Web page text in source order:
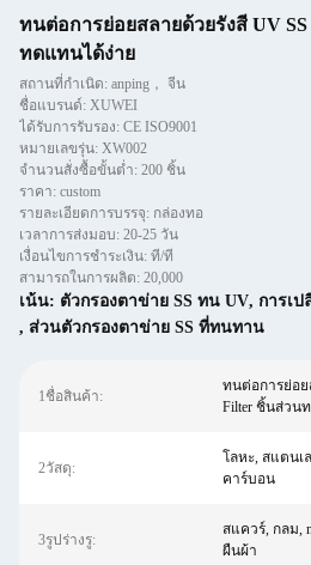
ทนต่อการย่อยสลายด้วยรังสี UV
ทดแทนได้ง่าย
สถานที่กำเนิด: anping， จีน
ชื่อแบรนด์: XUWEI
ได้รับการรับรอง: CE ISO9001
หมายเลขรุ่น: XW002
จำนวนสั่งซื้อขั้นต่ำ: 200 ชิ้น
ราคา: custom
รายละเอียดการบรรจุ: กล่องทอ
เวลาการส่งมอบ: 20-25 วัน
เงื่อนไขการชำระเงิน: ที/ที
สามารถในการผลิต: 20,000
เน้น: ตัวกรองตาข่าย SS ทน UV, การเ
, ส่วนตัวกรองตาข่าย SS ที่ทนทาน
1ชื่อสินค้า:
ทนต่อการย่อย
Filter ชิ้นส่วน
2วัสดุ:
โลหะ, สแตนเ
คาร์บอน
3รูปร่างรู:
สแควร์, กลม,
ผืนผ้า